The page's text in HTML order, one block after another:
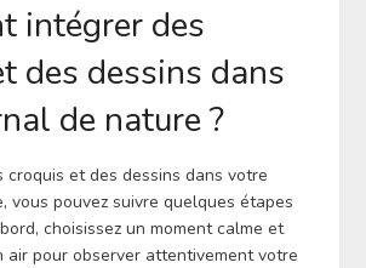
intégrer des
des dessins dans
de nature ?
croquis et des dessins dans votre
vous pouvez suivre quelques étapes
choisissez un moment calme et
air pour observer attentivement votre